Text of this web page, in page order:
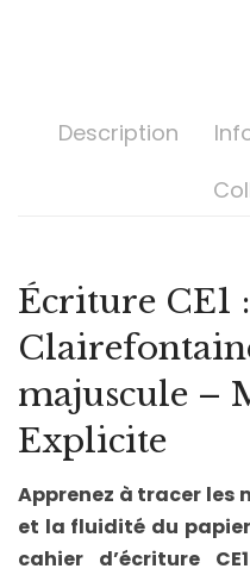
Description
Écriture CE1
majuscule –
Explicite
Apprenez à tracer les
et la fluidité du
cahier d’écriture